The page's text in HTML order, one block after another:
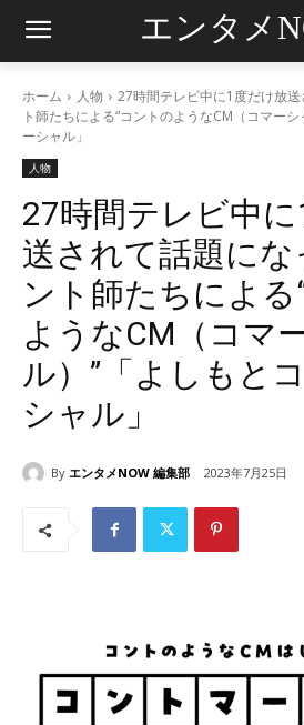
エンタメ
ホーム 人物
27時間テレビ中に1度だけ放
ト師たちによる“コントのようなCM（コマー
ーシャル」
人物
27時間テレビ中
送されて話題にな
ント師たちによる
ようなCM（コマ
ル）”「よしもと
シャル」
By エンタメNOW 編集部 2023年7月25日